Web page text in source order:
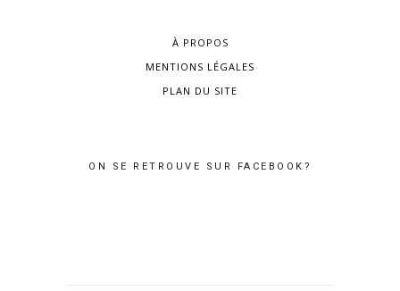
À PROPOS
MENTIONS LÉGALES
PLAN DU SITE
ON SE RETROUVE SUR FACEBOOK?